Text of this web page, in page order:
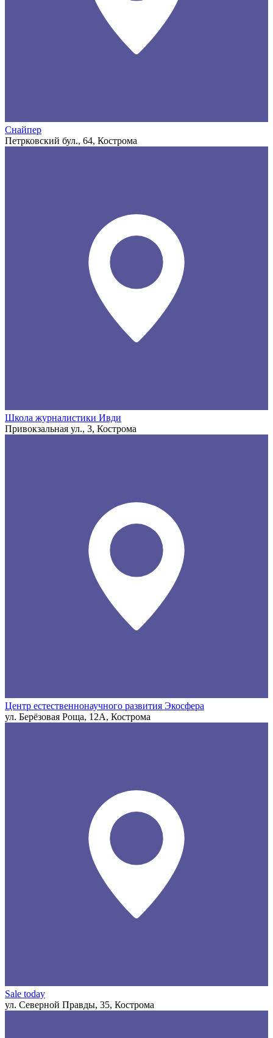
Снайпер
Петрковский бул., 64, Кострома
Школа журналистики Ивди
Привокзальная ул., 3, Кострома
Центр естественнонаучного развития Экосфера
ул. Берёзовая Роща, 12А, Кострома
Sale today
ул. Северной Правды, 35, Кострома